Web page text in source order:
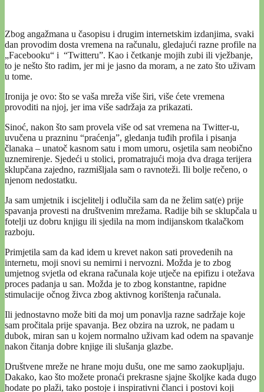
Zbog angažmana u časopisu i drugim internetskim izdanjima, svaki
dan provodim dosta vremena na računalu, gledajući razne profile na
„Facebooku“ i “Twitteru”. Kao i četkanje mojih zubi ili vježbanje,
to je nešto što radim, jer mi je jasno da moram, a ne zato što uživam ​​
u tome.
Ironija je ovo: što se vaša mreža više širi, više ćete vremena
provoditi na njoj, jer ima više sadržaja za prikazati.
Sinoć, nakon što sam provela više od sat vremena na Twitter-u,
uvučena u prazninu “praćenja”, gledanja tuđih profila i pisanja
članaka – unatoč kasnom satu i mom umoru, osjetila sam neobično
uznemirenje. Sjedeći u stolici, promatrajući moja dva draga terijera
sklupčana zajedno, razmišljala sam o ravnoteži. Ili bolje rečeno, o
njenom nedostatku.
Ja sam umjetnik i iscjelitelj i odlučila sam da ne želim sat(e) prije
spavanja provesti na društvenim mrežama. Radije bih se sklupčala u
fotelji uz dobru knjigu ili sjedila na mom indijanskom tkalačkom
razboju.
Primjetila sam da kad idem u krevet nakon sati provedenih na
internetu, moji snovi su nemirni i nervozni. Možda je to zbog
umjetnog svjetla od ekrana računala koje utječe na epifizu i otežava
proces padanja u san. Možda je to zbog konstantne, rapidne
stimulacije očnog živca zbog aktivnog korištenja računala.
Ili jednostavno može biti da moj um ponavlja razne sadržaje koje
sam pročitala prije spavanja. Bez obzira na uzrok, ne padam u
dubok, miran san u kojem normalno uživam kad odem na spavanje
nakon čitanja dobre knjige ili slušanja glazbe.
Društvene mreže ne hrane moju dušu, one me samo zaokupljaju.
Dakako, kao što možete pronaći prekrasne sjajne školjke kada dugo
hodate po plaži, tako postoje i inspirativni članci i postovi koji